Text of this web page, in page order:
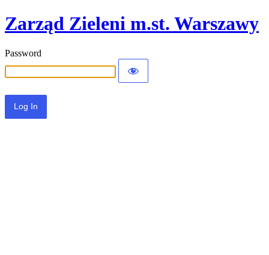
Zarząd Zieleni m.st. Warszawy
Password